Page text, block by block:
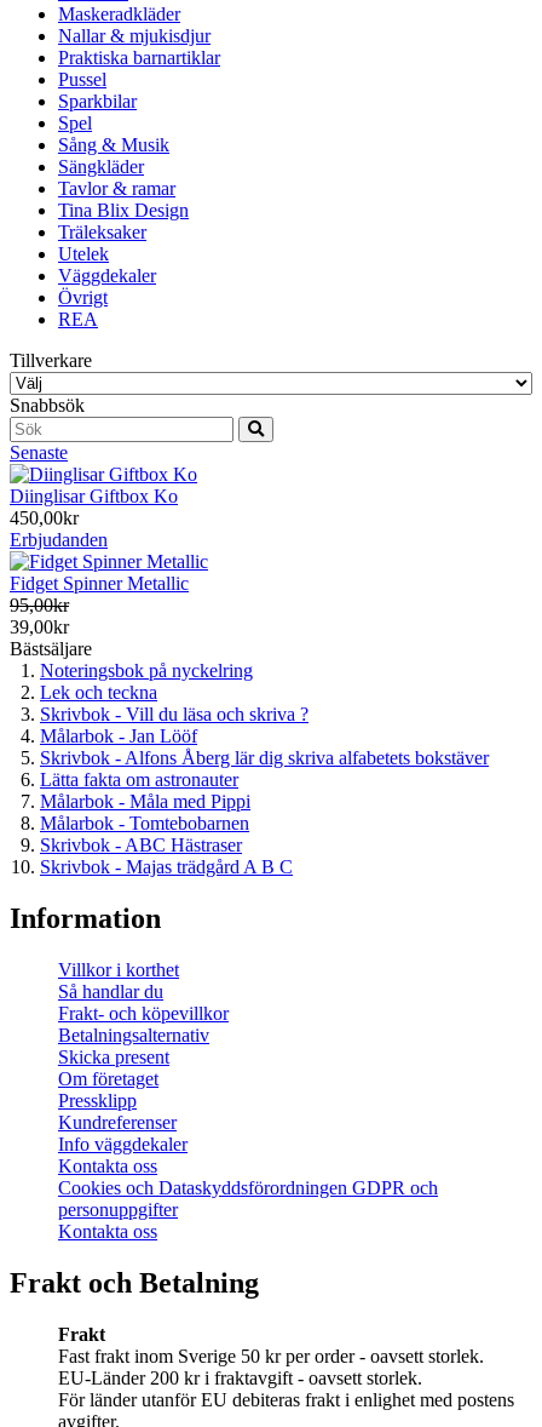
Maskeradkläder
Nallar & mjukisdjur
Praktiska barnartiklar
Pussel
Sparkbilar
Spel
Sång & Musik
Sängkläder
Tavlor & ramar
Tina Blix Design
Träleksaker
Utelek
Väggdekaler
Övrigt
REA
Tillverkare
Snabbsök
Senaste
Diinglisar Giftbox Ko
450,00kr
Erbjudanden
Fidget Spinner Metallic
95,00kr
39,00kr
Bästsäljare
Noteringsbok på nyckelring
Lek och teckna
Skrivbok - Vill du läsa och skriva ?
Målarbok - Jan Lööf
Skrivbok - Alfons Åberg lär dig skriva alfabetets bokstäver
Lätta fakta om astronauter
Målarbok - Måla med Pippi
Målarbok - Tomtebobarnen
Skrivbok - ABC Hästraser
Skrivbok - Majas trädgård A B C
Information
Villkor i korthet
Så handlar du
Frakt- och köpevillkor
Betalningsalternativ
Skicka present
Om företaget
Pressklipp
Kundreferenser
Info väggdekaler
Kontakta oss
Cookies och Dataskyddsförordningen GDPR och
personuppgifter
Kontakta oss
Frakt och Betalning
Frakt
Fast frakt inom Sverige 50 kr per order - oavsett storlek.
EU-Länder 200 kr i fraktavgift - oavsett storlek.
För länder utanför EU debiteras frakt i enlighet med postens
avgifter.